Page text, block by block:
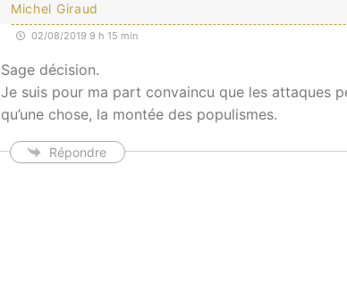
Michel Giraud
02/08/2019 9 h 15 min
Sage décision.
Je suis pour ma part convaincu que les attaques
qu’une chose, la montée des populismes.
Répondre